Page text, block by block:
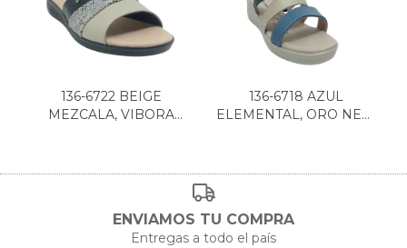
136-6722 BEIGE
MEZCALA, VIBORA
136-6718 AZUL
ELEMENTAL, ORO NEW
ENVIAMOS TU COMPRA
Entregas a todo el país